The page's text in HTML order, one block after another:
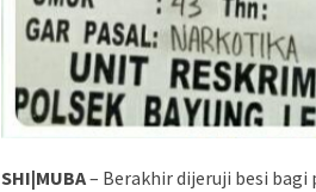
SHI|MUBA– Berakhir dijeruji besi bagi